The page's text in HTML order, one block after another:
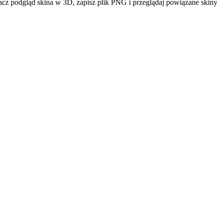
podgląd skina w 3D, zapisz plik PNG i przeglądaj powiązane